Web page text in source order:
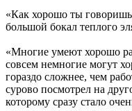
«Как хорошо ты
большой бокал теплого
«Многие умеют хорошо
совсем немногие могут
гораздо сложнее, чем
сурово посмотрел на
которому сразу стало